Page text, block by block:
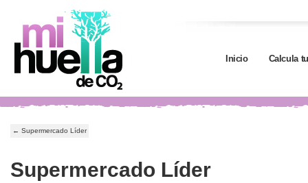
Inicio Calcula
← Supermercado Líder
Supermercado Líder